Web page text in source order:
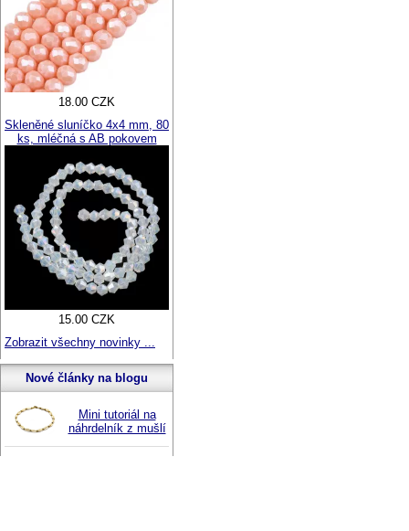
18.00 CZK
Skleněné sluníčko 4x4 mm, 80
ks, mléčná s AB pokovem
15.00 CZK
Zobrazit všechny novinky ...
Nové články na blogu
Mini tutoriál na
náhrdelník z mušlí